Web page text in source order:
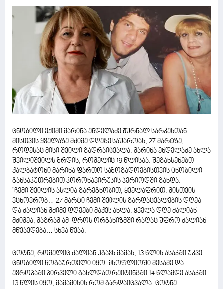
ცნობილი ექიმი მარინა ენდელაძე ჟურნალ სარკესთან
მისთვის ყველაზე მძიმე დღეზე საუბრობს, 27 მარტზე,
როდესაც მისი შვილი გადრაიცვალა. მარინა ენდელაძე ახლა
შვილიშვილს ზრდის, რომელიც 19 წლისაა. შეგახსენებთ
ქალბატონი მარინა ფართო საზოგადოებისთვის ცნობილი
განსაკუთრებით კორონავირუსის პერიოდში გახდა.
"ჩემი შვილის ასლია გარეგნობით, ყველაფრით. მისთვის
ვცხოვრობ… 27 მარტი ჩემი შვილის გარდაცვალების დღეა
და ძალიან მძიმე დღეები მაქვს ახლა. ყველა დღე ძალიან
მძიმეა, მაგრამ ამ დროს ორგანიზმში რაღაც უფრო ძალიან
მწვავდება… სხვა წვაა.
ცოტნე, რომელიც ძალიან ჰგავს მამას, 13 წლის ასაკში უკვე
ცნობილი ჩოგბურთელი იყო. მსოფლიოში მესამე და
ევროპაში პირველი გახლდათ რეიტინგში 14 წლამდე ასაკში.
13 წლის იყო, მამამისის რომ გარდაიცვალა. ცოტნე